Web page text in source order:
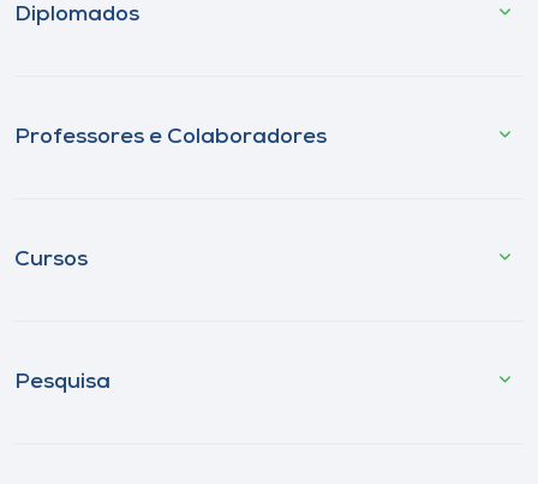
Diplomados
Professores e Colaboradores
Cursos
Pesquisa